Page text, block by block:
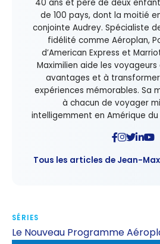
40 ans et père de deux
de 100 pays, dont la moitié
conjointe Audrey. Spécialiste
fidélité comme Aéroplan,
d’American Express et
Maximilien aide les voyageurs
avantages et à
expériences mémorables. Sa
à chacun de voyager
intelligemment en Amérique du
Tous les articles de Jean-
SÉRIES
Le Nouveau Programme